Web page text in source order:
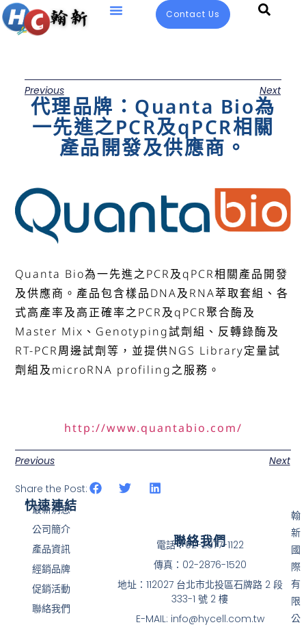
Contact Us
Previous Next
代理品牌：Quanta Bio為
一先進之PCR及qPCR相關
產品開發及供應商。
Quanta Bio為一先進之PCR及qPCR相關產品開發
及供應商。產品包含樣品DNA及RNA萃取套組、各
式高產率及高正確率之PCR及qPCR聚合酶及
Master Mix、Genotyping試劑組、反轉錄酶及
RT-PCR周邊試劑等，並提供NGS Library定量試
劑組及microRNA profiling之服務。
http://www.quantabio.com/
Previous Next
Share the Post:
翰
新
國
際
有
限
公
快速連結
最新消息
公司簡介
產品資訊
經銷品牌
促銷活動
聯絡我們
聯絡我們
電話：02-2877-1122
傳真：02-2876-1520
地址：112027 台北市北投區石牌路 2 段
333-1 號 2 樓
E-MAIL: info@hycell.com.tw